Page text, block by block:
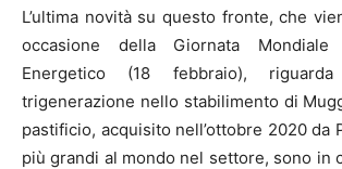
L’ultima novità su questo fronte, che
occasione della Giornata Mondiale
Energetico (18 febbraio),
trigenerazione nello stabilimento di
pastificio, acquisito nell’ottobre 2020 da
più grandi al mondo nel settore, sono in